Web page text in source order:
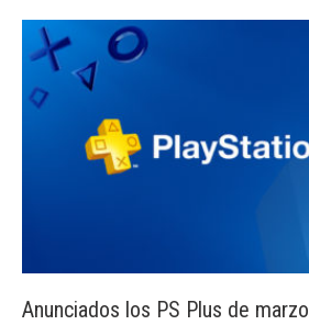
Anunciados los PS Plus de marzo